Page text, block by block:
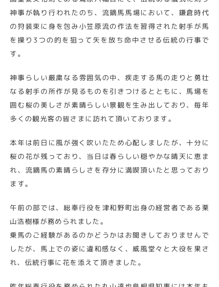
神事が執り行われたのち、流鏑馬馬場において、鎌倉時代
の狩装束に身を包み小笠原流の作法を習得された射手が馬
を操り3つの的を狙って矢を放ち命中させる伝統の行事で
す。
神事らしい厳粛なる雰囲気の中、疾走する馬の走りと勇壮
なる射手の所作が見るものを引きつけるとともに、馬場を
囲む桜の美しさが素晴らしい景観を生み出しており、毎年
多くの観光客の皆さまに訪れて頂いております。
本年は前日に風が強く吹いたため心配しましたが、十分に
桜の花が残っており、当日は春らしい穏やかな晴天に恵ま
れ、流鏑馬の素晴らしさを存分に満喫頂いたと思っており
ます。
午前の部では、総奉行役を津和野町出身の経営者である栗
山浩樹様が務められました。
乗馬のご経験があるのかどうかはお聞きしておりませんで
したが、馬上での姿に違和感なく、威風堂々と大役を果さ
れ、伝統行事に花を添えて頂きました。